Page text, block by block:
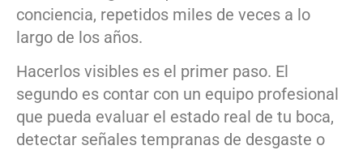
conciencia, repetidos miles de veces a lo
largo de los años.
Hacerlos visibles es el primer paso. El
segundo es contar con un equipo profesional
que pueda evaluar el estado real de tu boca,
detectar señales tempranas de desgaste o